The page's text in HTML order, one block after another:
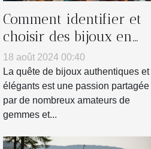
Comment identifier et
choisir des bijoux en
vraies pierres
naturelles
18 août 2024 00:40
La quête de bijoux authentiques et
élégants est une passion partagée
par de nombreux amateurs de
gemmes et...